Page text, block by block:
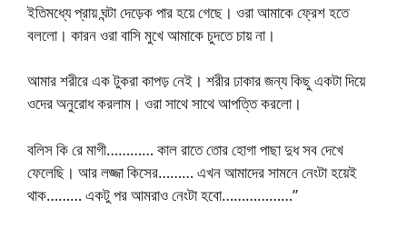
ইতিমধ্যে প্রায় ঘন্টা দেড়েক পার হয়ে গেছে। ওরা আমাকে ফ্রেশ হতে
বললো। কারন ওরা বাসি মুখে আমাকে চুদতে চায় না।
আমার শরীরে এক টুকরা কাপড় নেই। শরীর ঢাকার জন্য কিছু একটা দিয়ে
ওদের অনুরোধ করলাম। ওরা সাথে সাথে আপত্তি করলো।
বলিস কি রে মাগী………… কাল রাতে তোর হোগা পাছা দুধ সব দেখে
ফেলেছি। আর লজ্জা কিসের……… এখন আমাদের সামনে নেংটা হয়েই
থাক……… একটু পর আমরাও নেংটা হবো………………”